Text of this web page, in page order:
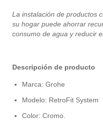
La instalación de productos
su hogar puede ahorrar
consumo de agua y reducir
Descripción de producto
Marca: Grohe
Modelo: RetroFit System
Color: Cromo.